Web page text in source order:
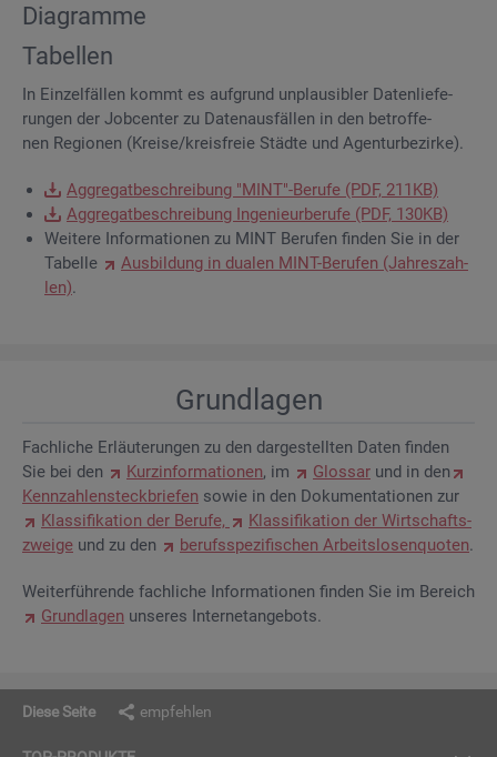
Dia­gram­me
Ta­bel­len
In Ein­zel­fäl­len kommt es auf­grund un­plau­si­bler Da­ten­lie­fe­
run­gen der Job­cen­ter zu Da­ten­aus­fäl­len in den be­trof­fe­
nen Re­gio­nen (Krei­se/kreis­freie Städ­te und Agen­tur­be­zir­ke).
Ag­gre­gat­be­schrei­bung "MINT"-Be­ru­fe (PDF, 211KB)
Ag­gre­gat­be­schrei­bung In­ge­nieur­be­ru­fe (PDF, 130KB)
Wei­te­re In­for­ma­tio­nen zu MINT Be­ru­fen fin­den Sie in der
Ta­bel­le
Aus­bil­dung in dua­len MINT-Be­ru­fen (Jah­res­zah­
len).
Grund­la­gen
Fach­li­che Er­läu­te­run­gen zu den dar­ge­stell­ten Daten fin­den
Sie bei den
Kurz­in­for­ma­tio­nen, im Glos­sar und in den
Kenn­zah­len­steck­brie­fen sowie in den Do­ku­men­ta­tio­nen zur
Klas­si­fi­ka­ti­on der Be­ru­fe,
Klas­si­fi­ka­ti­on der Wirt­schafts­
zwei­ge und zu den be­rufs­spe­zi­fi­schen Ar­beits­lo­sen­quo­ten.
Wei­ter­füh­ren­de fach­li­che In­for­ma­tio­nen fin­den Sie im Be­reich
Grund­la­gen un­se­res In­ter­net­an­ge­bots.
Diese Seite empfehlen